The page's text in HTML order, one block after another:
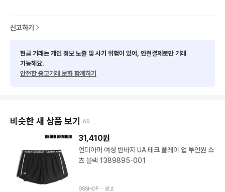
10만원이상 1만원 할인
(5만원이상 묶음배송시 무료배송 적용 됩니다.) *단품제외
배송비 3500 (제주도 산간지역 + 3500)
편의점 반값 X
-------------------------------------
3. 중고 특성상 미세얼룩,하자 있을 수 있으며, 교환 환불 불가능
4. 실측 사이즈는 재는 방식에 따라 2~3CM 차이 날 수있습니다.
5. 모든상품 미세 보풀,오염이 있을 수 있습니다 구매후 세탁 추천
드립니다.
-------------------------------------
신고하기
현금 거래는 개인 정보 노출 및 사기 위험이 있어, 안전결제로만 거래
가능해요.
안전한 중고거래 문화 함께하기
비슷한 새 상품 보기 AD
31,410원
언더아머 여성 반바지 UA 테크 플레이 업 투인원 쇼
츠 블랙 1389895-001
GSSHOP ・ 광고